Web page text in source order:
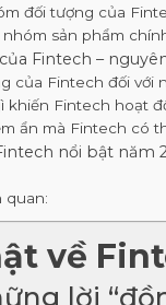
đối tượng của
nhóm sản phẩm
Fintech –
của Fintech đối với
khiến Fintech hoạt
ẩn mà Fintech có
nổi bật năm
quan:
về
lời